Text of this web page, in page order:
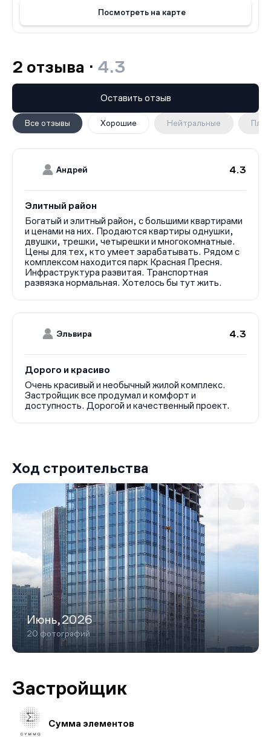
для комфортного проживания в центре Москвы. ЖК
«Дом Дау» — это идеальный выбор для тех, кто ищет
роскошное жилье в престижном районе с высоким
приобрести квартиру в этом прекрасном комплексе и
насладиться жизнью в центре Москвы.
Посмотреть на карте
2 отзыва · 4.3
Все отзывы Хорошие Нейтральные
Оставить отзыв
Андрей 4.3
Элитный район
Богатый и элитный район, с большими квартирами
и ценами на них. Продаются квартиры однушки,
двушки, трешки, четырешки и многокомнатные.
Цены для тех, кто умеет зарабатывать. Рядом с
комплексом находится парк Красная Пресня.
Инфраструктура развитая. Транспортная
развязка нормальная. Хотелось бы тут жить.
Эльвира 4.3
Дорого и красиво
Очень красивый и необычный жилой комплекс.
Застройщик все продумал и комфорт и
доступность. Дорогой и качественный проект.
Ход строительства
Июнь,2026
20 фотографий
Застройщик
Сумма элементов